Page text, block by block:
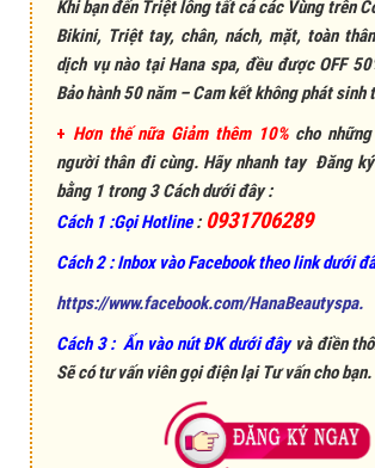
Khi bạn đến Triệt lông tất cả các Vùng trên
Bikini, Triệt tay, chân, nách, mặt, toàn
dịch vụ nào tại Hana spa, đều được OFF
Bảo hành 50 năm – Cam kết không phát sinh
+ Hơn thế nữa Giảm thêm 10%cho
người thân đi cùng. Hãy nhanh tay Đăng
bằng 1 trong 3 Cách dưới đây :
Cách 1 :Gọi Hotline:0931706289
Cách 2 : Inbox vào Facebook theo link dưới
https://www.facebook.com/HanaBeautyspa.
Cách 3 : Ấn vào nút ĐK dưới đâyvà điền
Sẽ có tư vấn viên gọi điện lại Tư vấn cho bạn.